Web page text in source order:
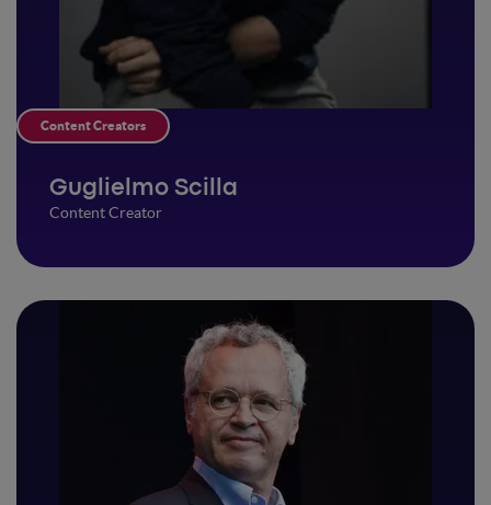
Content Creators
Guglielmo Scilla
Content Creator